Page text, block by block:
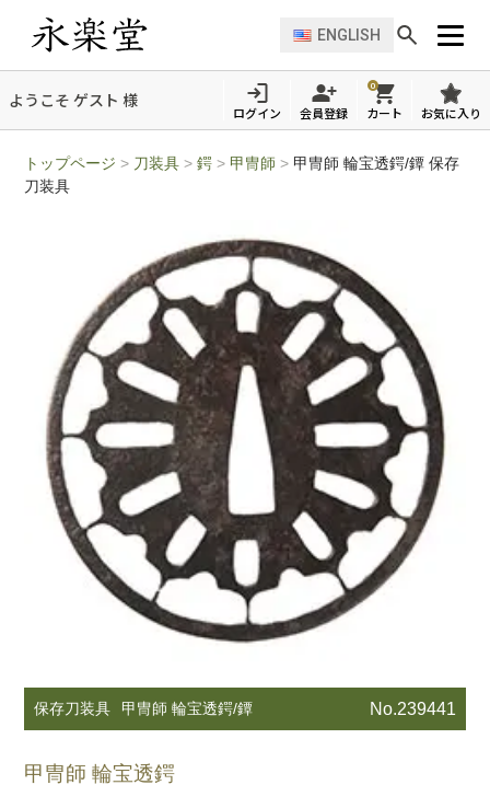
ENGLISH
ようこそ ゲスト 様
ログイン 会員登録
0
カート お気に入り
トップページ > 刀装具 >鍔 > 甲冑師 > 甲冑師 輪宝透鍔/鐔 保存
刀装具
保存刀装具 甲冑師 輪宝透鍔/鐔 No.239441
甲冑師 輪宝透鍔